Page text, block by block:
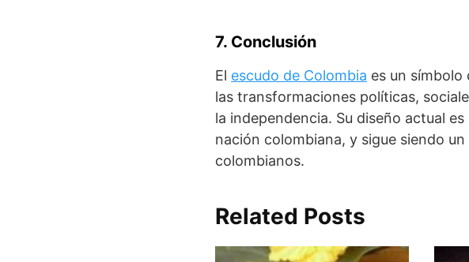
7. Conclusión
El escudo de Colombia es un símbolo
las transformaciones políticas,
la independencia. Su diseño actual
nación colombiana, y sigue siendo
colombianos.
Related Posts